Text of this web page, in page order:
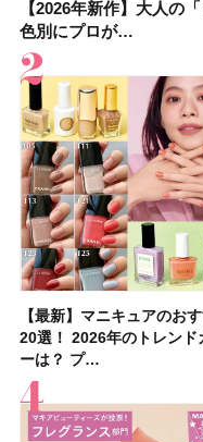
【2026年新作】大人の
色別にプロが…
【最新】マニキュアのお
20選！ 2026年のトレンド
ーは？ プ…
【上田竜也さんのマイ
したからこそ愛が深…
【2026年夏】汗に強い日
止めのおすすめ13選！ 汗
膜が強化され…
【2026年新作】大人の
色別にプロが…
【最新】マニキュアのお
20選！ 2026年のトレンド
ーは？ プ…
【2026夏】「香水・フ
容マニア・マ…
【デパコスのネイルオイ
選】プレゼントにおすすめ
ア効果、ビジュ、…
【2026夏】「歯磨き粉
＜美容マニア…
【石井美保さんのおすす
子＆お茶10選】手土産にも
たり
【2026年夏】40代にお
入れが楽な…
【2026年夏】おすすめの
36選！ショート・ボブ・ミ
アム・ロング…
【鈴木えみさんの愛用
アetc.お気に…
【読者プレゼント】羽の
いハンディファン
「baramood」を3名様…
【キャンメイク】売切
セッティングパウダ…
【セザンヌ】8/7新色追加
「ウォータリーティントリ
」10モモピュ…